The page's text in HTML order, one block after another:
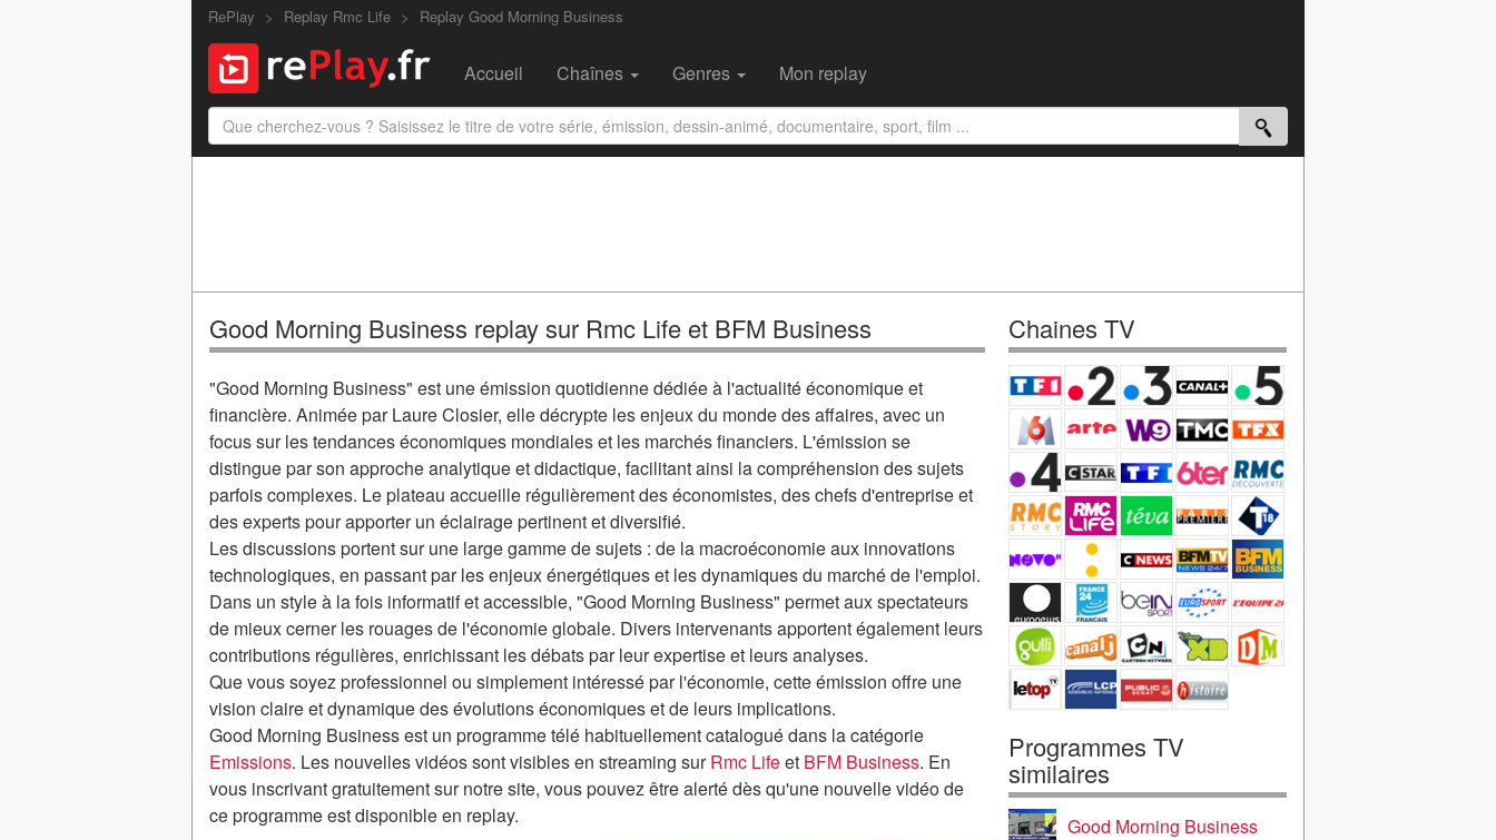
RePlay Replay Rmc Life Replay Good Morning Business
Accueil Chaînes Genres Mon replay
Good Morning Business replay sur Rmc Life et BFM Business
"Good Morning Business" est une émission quotidienne dédiée à l'actualité économique et
financière. Animée par Laure Closier, elle décrypte les enjeux du monde des affaires, avec un
focus sur les tendances économiques mondiales et les marchés financiers. L'émission se
distingue par son approche analytique et didactique, facilitant ainsi la compréhension des sujets
parfois complexes. Le plateau accueille régulièrement des économistes, des chefs d'entreprise et
des experts pour apporter un éclairage pertinent et diversifié.
Les discussions portent sur une large gamme de sujets : de la macroéconomie aux innovations
technologiques, en passant par les enjeux énergétiques et les dynamiques du marché de l'emploi.
Dans un style à la fois informatif et accessible, "Good Morning Business" permet aux spectateurs
de mieux cerner les rouages de l'économie globale. Divers intervenants apportent également leurs
contributions régulières, enrichissant les débats par leur expertise et leurs analyses.
Que vous soyez professionnel ou simplement intéressé par l'économie, cette émission offre une
vision claire et dynamique des évolutions économiques et de leurs implications.
Good Morning Business est un programme télé habituellement catalogué dans la catégorie
Emissions. Les nouvelles vidéos sont visibles en streaming surRmc Lifeet BFM Business. En
vous inscrivant gratuitement sur notre site, vous pouvez être alerté dès qu'une nouvelle vidéo de
ce programme est disponible en replay.
Chaines TV
Programmes TV
similaires
Good Morning Business